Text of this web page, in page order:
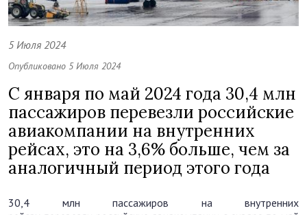
5 Июля 2024
Опубликовано 5 Июля 2024
С января по май 2024 года 30,4 млн
пассажиров перевезли российские
авиакомпании на внутренних
рейсах, это на 3,6% больше, чем за
аналогичный период этого года
30,4 млн пассажиров на внутренних